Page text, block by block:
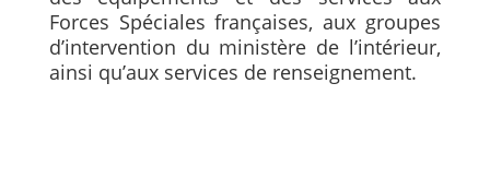
Forces Spéciales françaises, aux groupes
d’intervention du ministère de l’intérieur,
ainsi qu’aux services de renseignement.